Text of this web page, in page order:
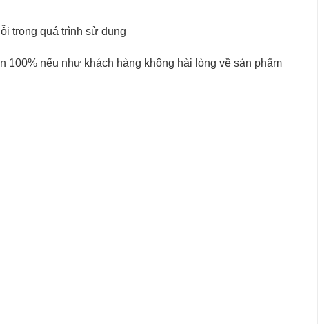
trong quá trình sử dụng
100% nếu như khách hàng không hài lòng về sản phẩm